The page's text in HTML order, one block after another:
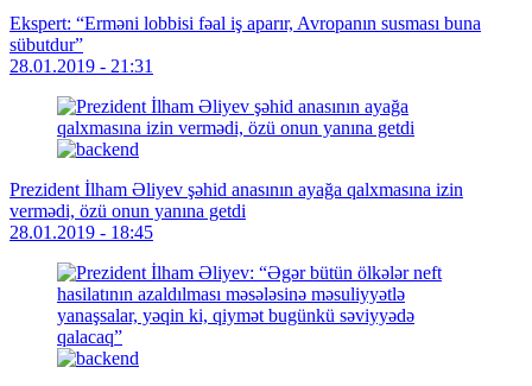
Ekspert: “Erməni lobbisi fəal iş aparır, Avropanın susması buna
sübutdur”
28.01.2019 - 21:31
Prezident İlham Əliyev şəhid anasının ayağa qalxmasına izin
vermədi, özü onun yanına getdi
28.01.2019 - 18:45